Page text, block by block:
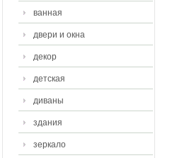
ванная
двери и окна
декор
детская
диваны
здания
зеркало